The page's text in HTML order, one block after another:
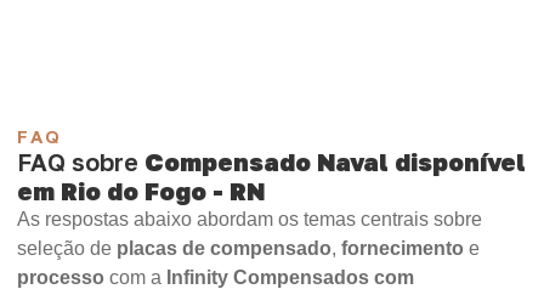
FAQ
FAQ sobre Compensado Naval disponível
em Rio do Fogo - RN
As respostas abaixo abordam os temas centrais sobre
seleção de placas de compensado, fornecimento e
processo com a Infinity Compensados com